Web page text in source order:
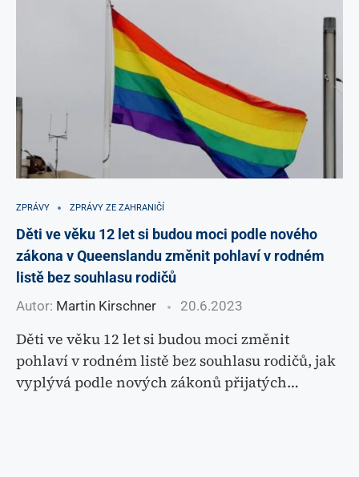
ZPRÁVY ZPRÁVY ZE ZAHRANIČÍ
Děti ve věku 12 let si budou moci podle nového
zákona v Queenslandu změnit pohlaví v rodném
listě bez souhlasu rodičů
Autor: Martin Kirschner 20.6.2023
Děti ve věku 12 let si budou moci změnit
pohlaví v rodném listě bez souhlasu rodičů, jak
vyplývá podle nových zákonů přijatých…